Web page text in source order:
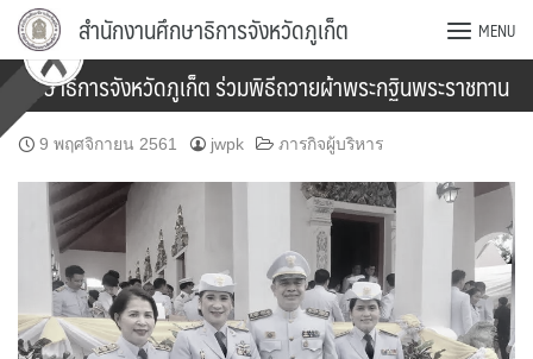
Skip
content
สำนักงานศึกษาธิการจังหวัดภูเก็ต MENU
ศึกษาธิการจังหวัดภูเก็ต ร่วมพิธีถวายผ้าพระกฐินพระราชทาน
9 พฤศจิกายน 2561 jwpk ภารกิจผู้บริหาร